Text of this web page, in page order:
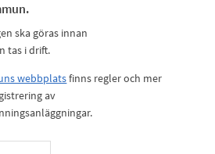
ska göras innan
tas i drift.
webbplatsfinns regler och mer
av